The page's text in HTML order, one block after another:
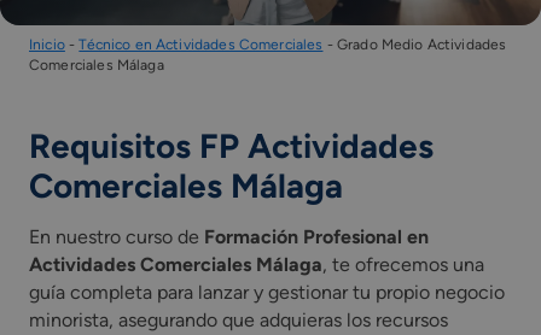
Inicio-Técnico en Actividades Comerciales - Grado Medio Actividades
Comerciales Málaga
Requisitos FP Actividades
Comerciales Málaga
En nuestro curso de Formación Profesional en
Actividades Comerciales Málaga, te ofrecemos una
guía completa para lanzar y gestionar tu propio negocio
minorista, asegurando que adquieras los recursos